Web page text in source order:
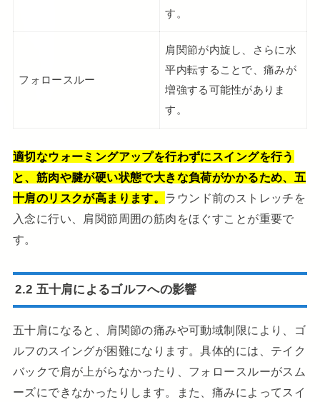
す。
フォロースルー
肩関節が内旋し、さらに水
平内転することで、痛みが
増強する可能性がありま
す。
適切なウォーミングアップを行わずにスイングを行う
と、筋肉や腱が硬い状態で大きな負荷がかかるため、五
十肩のリスクが高まります。 ラウンド前のストレッチを
入念に行い、肩関節周囲の筋肉をほぐすことが重要で
す。
2.2 五十肩によるゴルフへの影響
五十肩になると、肩関節の痛みや可動域制限により、ゴ
ルフのスイングが困難になります。具体的には、テイク
バックで肩が上がらなかったり、フォロースルーがスム
ーズにできなかったりします。また、痛みによってスイ